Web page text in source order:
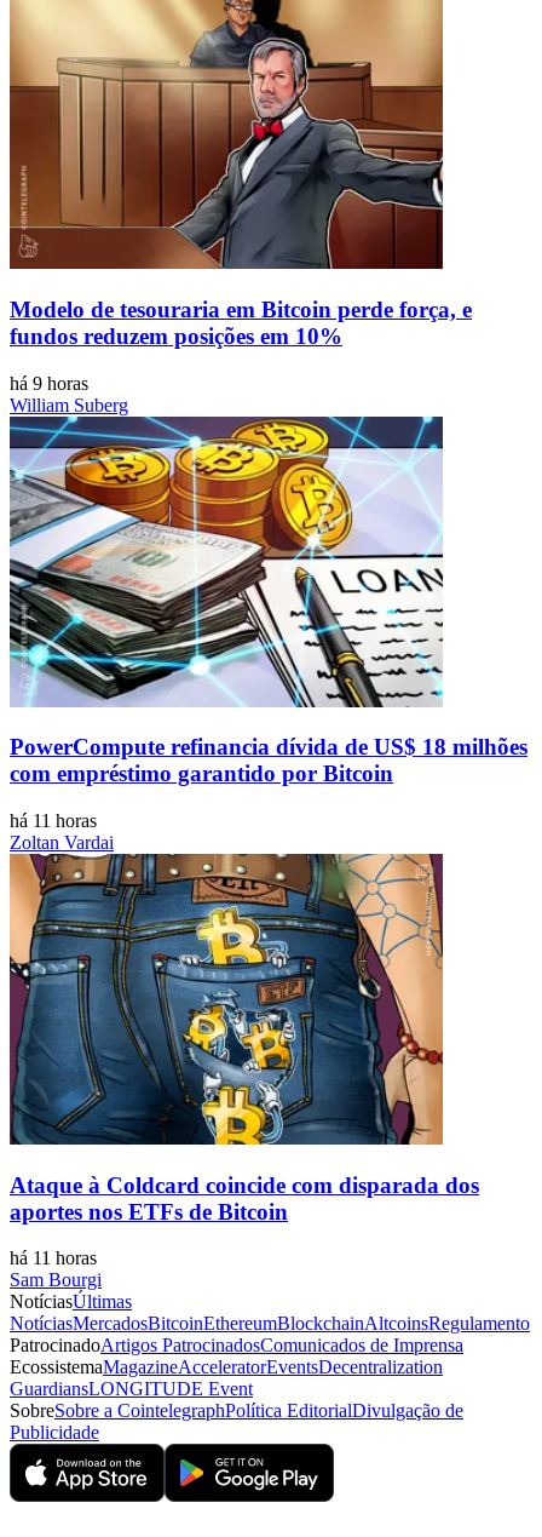
Modelo de tesouraria em Bitcoin perde força, e
fundos reduzem posições em 10%
há 9 horas
William Suberg
PowerCompute refinancia dívida de US$ 18 milhões
com empréstimo garantido por Bitcoin
há 11 horas
Zoltan Vardai
Ataque à Coldcard coincide com disparada dos
aportes nos ETFs de Bitcoin
há 11 horas
Sam Bourgi
NotíciasÚltimas
NotíciasMercadosBitcoinEthereumBlockchainAltcoinsRegulamento
PatrocinadoArtigos PatrocinadosComunicados de Imprensa
EcossistemaMagazineAcceleratorEventsDecentralization
GuardiansLONGITUDE Event
SobreSobre a CointelegraphPolítica EditorialDivulgação de
Publicidade